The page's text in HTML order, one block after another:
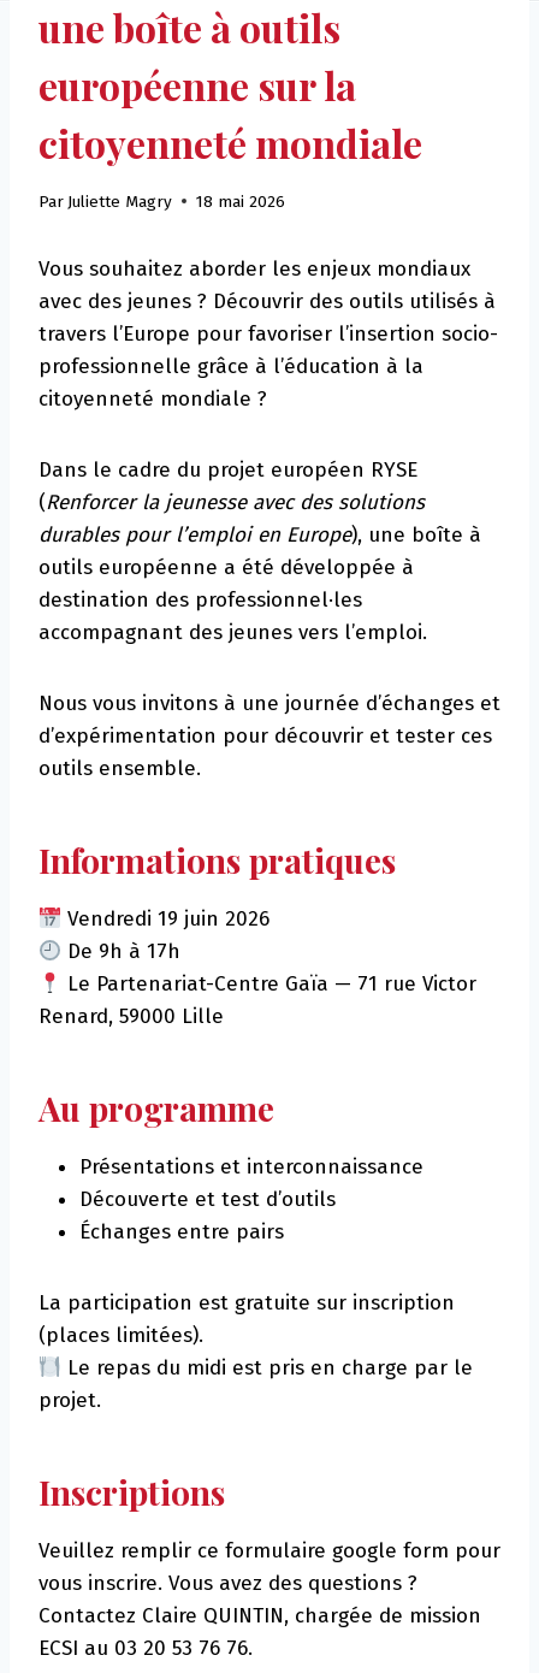
une boîte à outils
européenne sur la
citoyenneté mondiale
Par Juliette Magry 18 mai 2026
Vous souhaitez aborder les enjeux mondiaux
avec des jeunes ? Découvrir des outils utilisés à
travers l’Europe pour favoriser l’insertion socio-
professionnelle grâce à l’éducation à la
citoyenneté mondiale ?
Dans le cadre du projet européen RYSE
(Renforcer la jeunesse avec des solutions
durables pour l’emploi en Europe), une boîte à
outils européenne a été développée à
destination des professionnel·les
accompagnant des jeunes vers l’emploi.
Nous vous invitons à une journée d’échanges et
d’expérimentation pour découvrir et tester ces
outils ensemble.
Informations pratiques
Vendredi 19 juin 2026
De 9h à 17h
Le Partenariat-Centre Gaïa — 71 rue Victor
Renard, 59000 Lille
Au programme
Présentations et interconnaissance
Découverte et test d’outils
Échanges entre pairs
La participation est gratuite sur inscription
(places limitées).
Le repas du midi est pris en charge par le
projet.
Inscriptions
Veuillez remplir ce formulaire google form pour
vous inscrire. Vous avez des questions ?
Contactez Claire QUINTIN, chargée de mission
ECSI au 03 20 53 76 76.